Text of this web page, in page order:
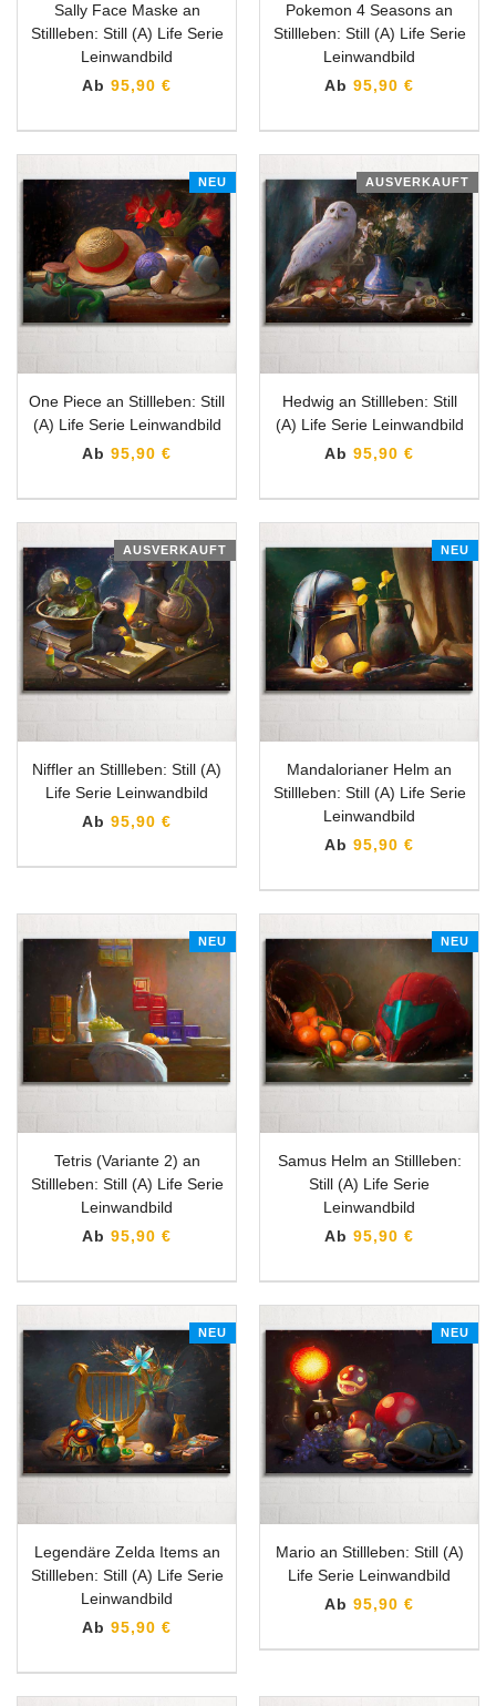
Sally Face Maske an
Stillleben: Still (A) Life Serie
Leinwandbild
Ab 95,90 €
Pokemon 4 Seasons an
Stillleben: Still (A) Life Serie
Leinwandbild
Ab 95,90 €
NEU
One Piece an Stillleben: Still
(A) Life Serie Leinwandbild
Ab 95,90 €
AUSVERKAUFT
Hedwig an Stillleben: Still
(A) Life Serie Leinwandbild
Ab 95,90 €
AUSVERKAUFT
Niffler an Stillleben: Still (A)
Life Serie Leinwandbild
Ab 95,90 €
NEU
Mandalorianer Helm an
Stillleben: Still (A) Life Serie
Leinwandbild
Ab 95,90 €
NEU
Tetris (Variante 2) an
Stillleben: Still (A) Life Serie
Leinwandbild
Ab 95,90 €
NEU
Samus Helm an Stillleben:
Still (A) Life Serie
Leinwandbild
Ab 95,90 €
NEU
Legendäre Zelda Items an
Stillleben: Still (A) Life Serie
Leinwandbild
Ab 95,90 €
NEU
Mario an Stillleben: Still (A)
Life Serie Leinwandbild
Ab 95,90 €